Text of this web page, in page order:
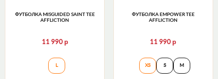
ФУТБОЛКА MISGUIDED SAINT TEE
AFFLICTION
11 990 р
Футболка Misguided Saint Tee Affliction
L
ФУТБОЛКА EMPOWER TEE
AFFLICTION
11 990р
Футболка
XS S M